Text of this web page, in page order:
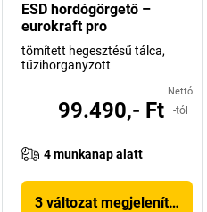
ESD hordógörgető –
eurokraft pro
tömített hegesztésű tálca,
tűzihorganyzott
Nettó
99.490,- Ft -tól
4 munkanap alatt
3 változat megjelenítése